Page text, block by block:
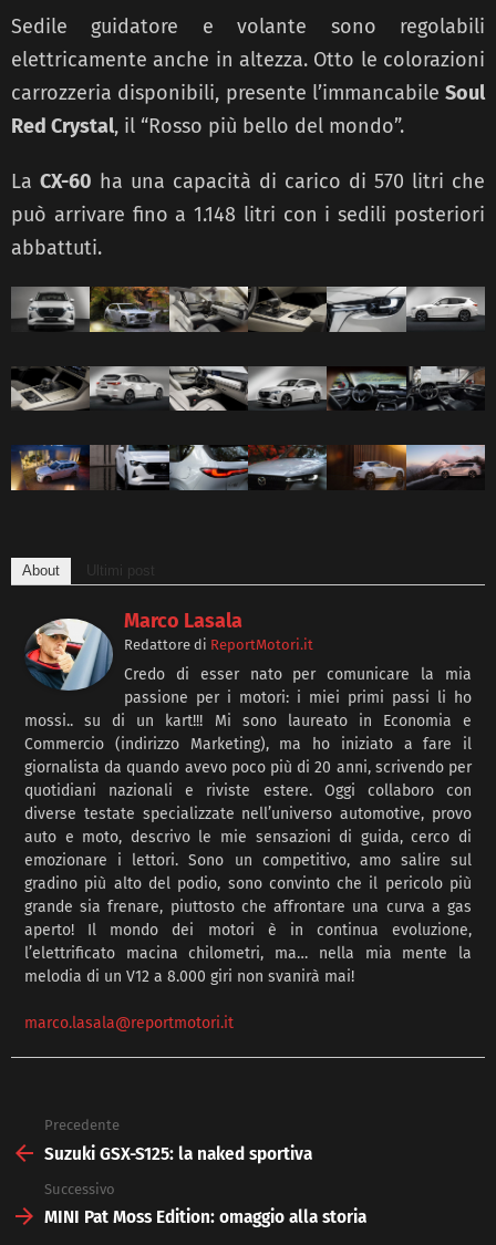
Sedile guidatore e volante sono regolabili
elettricamente anche in altezza. Otto le colorazioni
carrozzeria disponibili, presente l’immancabile Soul
Red Crystal, il “Rosso più bello del mondo”.
La CX-60 ha una capacità di carico di 570 litri che
può arrivare fino a 1.148 litri con i sedili posteriori
abbattuti.
About Ultimi post
Marco Lasala
Redattore di ReportMotori.it
Credo di esser nato per comunicare la mia
passione per i motori: i miei primi passi li ho
mossi.. su di un kart!!! Mi sono laureato in Economia e
Commercio (indirizzo Marketing), ma ho iniziato a fare il
giornalista da quando avevo poco più di 20 anni, scrivendo per
quotidiani nazionali e riviste estere. Oggi collaboro con
diverse testate specializzate nell’universo automotive, provo
auto e moto, descrivo le mie sensazioni di guida, cerco di
emozionare i lettori. Sono un competitivo, amo salire sul
gradino più alto del podio, sono convinto che il pericolo più
grande sia frenare, piuttosto che affrontare una curva a gas
aperto! Il mondo dei motori è in continua evoluzione,
l’elettrificato macina chilometri, ma… nella mia mente la
melodia di un V12 a 8.000 giri non svanirà mai!
marco.lasala@reportmotori.it
more
Precedente
Suzuki GSX-S125: la naked sportiva
Successivo
MINI Pat Moss Edition: omaggio alla storia